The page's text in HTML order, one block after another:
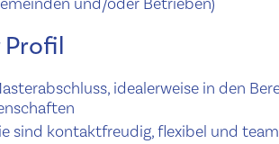
Profil
ide­al­er­weise in den
sind kon­tak­t­freudig, flexibel und